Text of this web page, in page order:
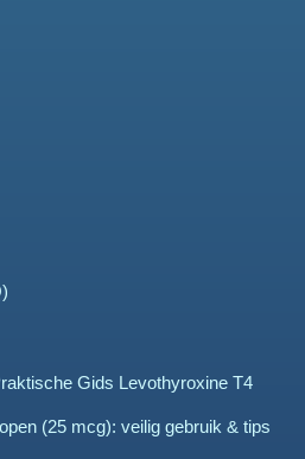
Gids Levothyroxine T4
(25 mcg): veilig gebruik & tips